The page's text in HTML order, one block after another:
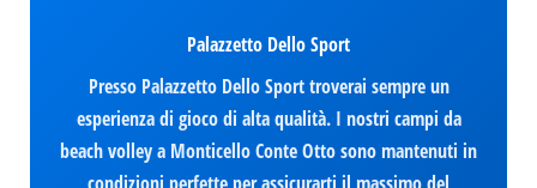
Palazzetto Dello Sport
Presso Palazzetto Dello Sport troverai sempre un
esperienza di gioco di alta qualità. I nostri campi da
beach volley a Monticello Conte Otto sono mantenuti in
condizioni perfette per assicurarti il massimo del